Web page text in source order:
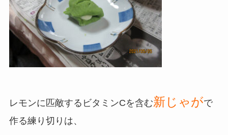
レモンに匹敵するビタミンCを含む新じゃがで
作る練り切りは、